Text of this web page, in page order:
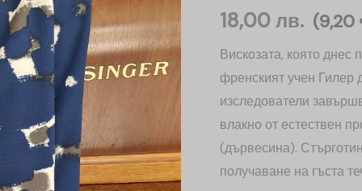
18,00лв. (9,20
Вискозата, която днес
френският учен
изследователи
влакно от естествен
(дървесина).
получаване на гъста
ПРИНТ
ЕЛАСТАН